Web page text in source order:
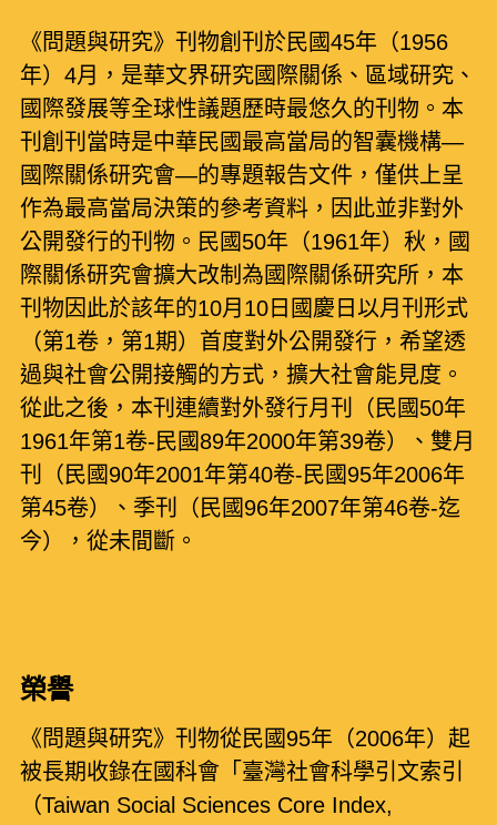
《問題與研究》刊物創刊於民國45年（1956
年）4月，是華文界研究國際關係、區域研究、
國際發展等全球性議題歷時最悠久的刊物。本
刊創刊當時是中華民國最高當局的智囊機構—
國際關係研究會—的專題報告文件，僅供上呈
作為最高當局決策的參考資料，因此並非對外
公開發行的刊物。民國50年（1961年）秋，國
際關係研究會擴大改制為國際關係研究所，本
刊物因此於該年的10月10日國慶日以月刊形式
（第1卷，第1期）首度對外公開發行，希望透
過與社會公開接觸的方式，擴大社會能見度。
從此之後，本刊連續對外發行月刊（民國50年
1961年第1卷-民國89年2000年第39卷）、雙月
刊（民國90年2001年第40卷-民國95年2006年
第45卷）、季刊（民國96年2007年第46卷-迄
今），從未間斷。
榮譽
《問題與研究》刊物從民國95年（2006年）起
被長期收錄在國科會「臺灣社會科學引文索引
（Taiwan Social Sciences Core Index,